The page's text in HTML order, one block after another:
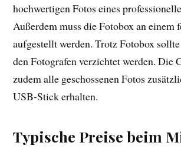
hochwertigen Fotos eines
Außerdem muss die Fotobox an einem
aufgestellt werden. Trotz Fotobox
den Fotografen verzichtet werden. Die
zudem alle geschossenen Fotos
USB-Stick erhalten.
Typische Preise beim